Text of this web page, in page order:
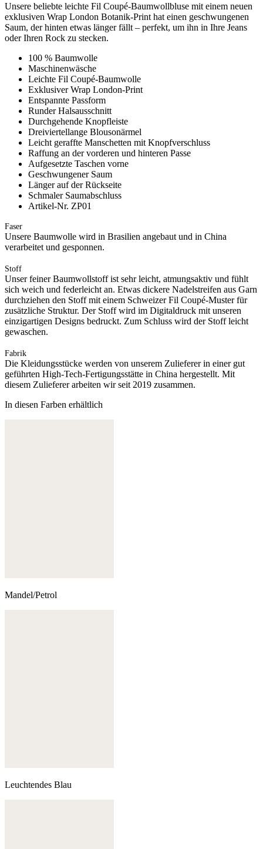
Unsere beliebte leichte Fil Coupé-Baumwollbluse mit einem neuen
exklusiven Wrap London Botanik-Print hat einen geschwungenen
Saum, der hinten etwas länger fällt – perfekt, um ihn in Ihre Jeans
oder Ihren Rock zu stecken.
100 % Baumwolle
Maschinenwäsche
Leichte Fil Coupé-Baumwolle
Exklusiver Wrap London-Print
Entspannte Passform
Runder Halsausschnitt
Durchgehende Knopfleiste
Dreiviertellange Blousonärmel
Leicht geraffte Manschetten mit Knopfverschluss
Raffung an der vorderen und hinteren Passe
Aufgesetzte Taschen vorne
Geschwungener Saum
Länger auf der Rückseite
Schmaler Saumabschluss
Artikel-Nr. ZP01
Faser
Unsere Baumwolle wird in Brasilien angebaut und in China
verarbeitet und gesponnen.
Stoff
Unser feiner Baumwollstoff ist sehr leicht, atmungsaktiv und fühlt
sich weich und federleicht an. Etwas dickere Nadelstreifen aus Garn
durchziehen den Stoff mit einem Schweizer Fil Coupé-Muster für
zusätzliche Struktur. Der Stoff wird im Digitaldruck mit unseren
einzigartigen Designs bedruckt. Zum Schluss wird der Stoff leicht
gewaschen.
Fabrik
Die Kleidungsstücke werden von unserem Zulieferer in einer gut
geführten High-Tech-Fertigungsstätte in China hergestellt. Mit
diesem Zulieferer arbeiten wir seit 2019 zusammen.
In diesen Farben erhältlich
Mandel/Petrol
Leuchtendes Blau